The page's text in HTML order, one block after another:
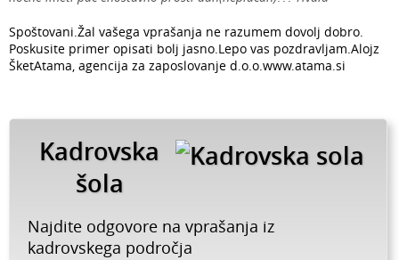
Spoštovani.Žal vašega vprašanja ne razumem dovolj dobro.
Poskusite primer opisati bolj jasno.Lepo vas pozdravljam.Alojz
ŠketAtama, agencija za zaposlovanje d.o.o.www.atama.si
Kadrovska
šola
Najdite odgovore na vprašanja iz
kadrovskega področja